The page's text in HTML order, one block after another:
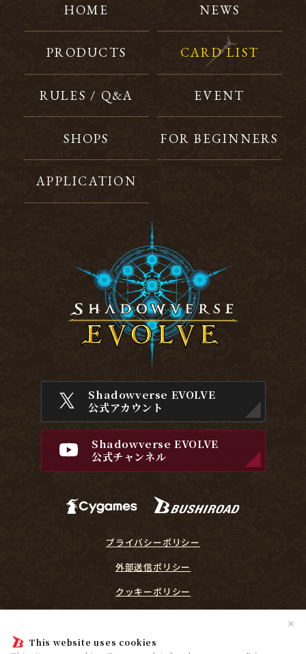
This website uses cookies
✕
HOME NEWS
PRODUCTS CARD LIST
RULES / Q&A EVENT
SHOPS FOR BEGINNERS
APPLICATION
Shadowverse EVOLVE
公式アカウント
Shadowverse EVOLVE
公式チャンネル
プライバシーポリシー
外部送信ポリシー
クッキーポリシー
プレイヤーリスペクト宣言